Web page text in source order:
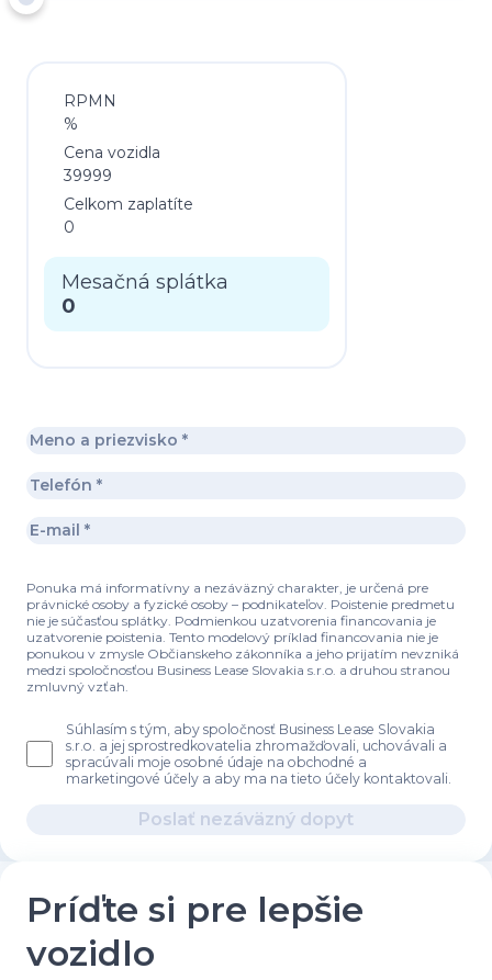
RPMN
%
Cena vozidla
39999
Celkom zaplatíte
0
Mesačná splátka
0
Ponuka má informatívny a nezáväzný charakter, je určená pre
právnické osoby a fyzické osoby – podnikateľov. Poistenie predmetu
nie je súčasťou splátky. Podmienkou uzatvorenia financovania je
uzatvorenie poistenia. Tento modelový príklad financovania nie je
ponukou v zmysle Občianskeho zákonníka a jeho prijatím nevzniká
medzi spoločnosťou Business Lease Slovakia s.r.o. a druhou stranou
zmluvný vzťah.
Súhlasím s tým, aby spoločnosť Business Lease Slovakia
s.r.o. a jej sprostredkovatelia zhromažďovali, uchovávali a
spracúvali moje osobné údaje na obchodné a
marketingové účely a aby ma na tieto účely kontaktovali.
Poslať nezáväzný dopyt
Príďte si pre lepšie
vozidlo